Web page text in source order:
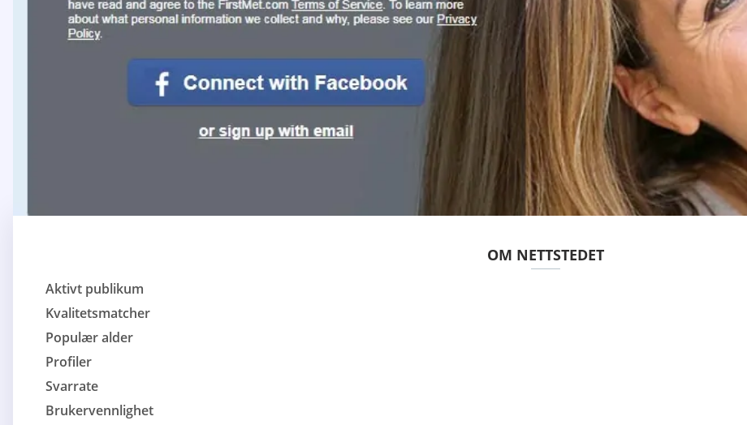
OM NETTSTEDET
Aktivt publikum
Kvalitetsmatcher
Populær alder
Profiler
Svarrate
Brukervennlighet